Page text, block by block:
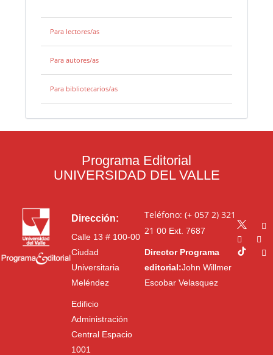
Para lectores/as
Para autores/as
Para bibliotecarios/as
Programa Editorial
UNIVERSIDAD DEL VALLE
Dirección:
Calle 13 # 100-00
Ciudad
Universitaria
Meléndez
Edificio
Administración
Central Espacio
1001
Teléfono: (+ 057 2) 321
21 00Ext. 7687
Director Programa
editorial:John Willmer
Escobar Velasquez